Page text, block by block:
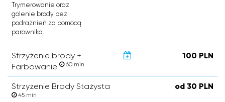
Trymerowanie oraz
golenie brody bez
podrażnień za pomocą
parownika.
Strzyżenie brody +
Farbowanie
60 min
100 PLN
Strzyżenie Brody Stażysta
45 min
od 30 PLN